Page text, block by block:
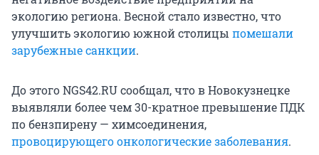
экологию региона. Весной стало известно, что
улучшить экологию южной столицы помешали
зарубежные санкции.
До этого NGS42.RU сообщал, что в Новокузнецке
выявляли более чем 30-кратное превышение ПДК
по бензпирену — химсоединения,
провоцирующего онкологические заболевания.